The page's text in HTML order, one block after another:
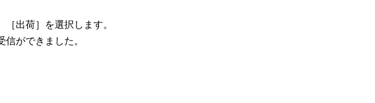
出荷］を選択します。
ができました。